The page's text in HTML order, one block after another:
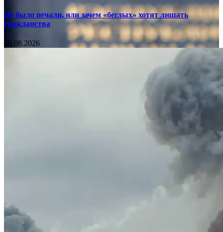
Не было печали, или зачем «беглых» хотят лишать
гражданства
06.08.2026